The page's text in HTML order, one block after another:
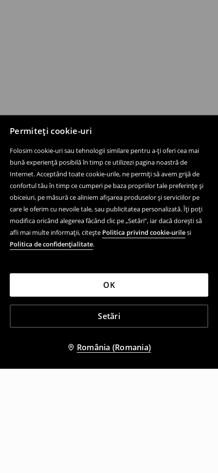
Permiteți cookie-uri
Folosim cookie-uri sau tehnologii similare pentru a-ți oferi cea mai
bună experiență posibilă în timp ce utilizezi pagina noastră de
Internet. Acceptând toate cookie-urile, ne permiți să avem grijă de
confortul tău în timp ce cumperi pe baza propriilor tale preferințe și
obiceiuri, pe măsură ce aliniem afișarea produselor și serviciilor pe
care le oferim cu nevoile tale, sau publicitatea personalizată. Îți poți
modifica oricând alegerea făcând clic pe „Setări”, iar dacă dorești să
afli mai multe informații, citește Politica privind cookie-urilesi
Politica de confidențialitate.
Setări
OK
România (Romania)